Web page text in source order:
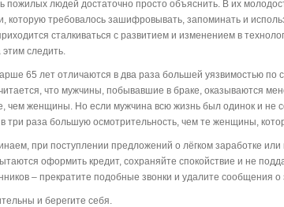
пожилых людей достаточно просто объяснить. В их
которую требовалось зашифровывать, запоминать и
сталкиваться с развитием и изменением в
следить.
65 лет отличаются в два раза большей уязвимостью по
что мужчины, побывавшие в браке, оказываются
чем женщины. Но если мужчина всю жизнь был одинок и не
три раза большую осмотрительность, чем те женщины,
при поступлении предложений о лёгком заработке или
оформить кредит, сохраняйте спокойствие и не
– прекратите подобные звонки и удалите сообщения о
и берегите себя.